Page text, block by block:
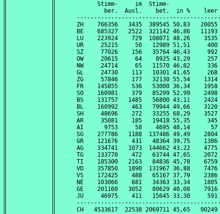
Stimm-     im  Stimm-
ber.  Ausl.    bet.  in %
ZH    766356   3435  389545 50,83
BE    685327   2522  321142 46,86
LU    223924    729  108071 48,26
UR     25215     50   12989 51,51
SZ     77026    156   35764 46,43
OW     20615     64    8925 43,29
NW     24714     65   11570 46,82
GL     24730    113   10301 41,65
ZG     57846    177   32130 55,54
FR    145855    536   53000 36,34
SO    160981    379   85299 52,99
BS    131757   1485   56800 43,11
BL    160992    463   79944 49,66
SH     48696    272   33255 68,29
AR     35081    185   19418 55,35
AI      9753     58    4695 48,14      57
SG    277786   1188  137486 49,49
GR    121676    431   48364 39,75
AG    334741   1073  144662 43,22
TG    133770    472   63744 47,65
TI    185300   2163   84836 45,78
VD    357850   1890  131967 36,88
VS    172425    488   65167 37,79
NE    103066    681   34363 33,34
GE    201160   3052   80629 40,08
JU     46975    411   15645 33,30
CH   4533617  22538 2069711 45,65